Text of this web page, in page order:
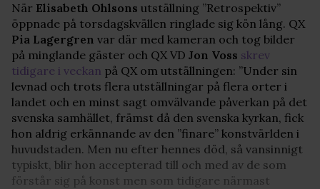
När Elisabeth Ohlsons utställning ”Retrospektiv”
öppnade på torsdagskvällen ringlade sig kön lång. QX
Pia Lagergren var där med kameran och tog bilder
på minglande gäster och QX VD Jon Voss skrev
tidigare i veckan på QX om utställningen: ”Under sin
levnad och trots flera utställningar på flera orter i
landet och en minst sagt omvälvande påverkan på det
svenska samhället, främst då den svenska kyrkan, fick
hon aldrig erkännande av den ”finare” konstvärlden i
huvudstaden. Men nu efter hennes död, så vansinnigt
typiskt, blir hon accepterad till och med av de som
förstår sig på konst men som tidigare närmast